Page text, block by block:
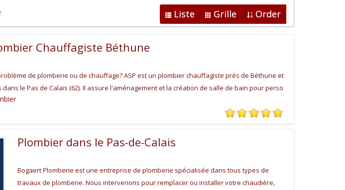
Liste Grille Order
Chauffagiste Béthune
de plomberie ou de chauffage? ASP est un plombier chauffagiste près de Béthune et
dans le Pas de Calais (62). Il assure l'aménagement et la création de salle de bain pour perso
Plombier dans le Pas-de-Calais
Bogaert Plomberie est une entreprise de plomberie spécialisée dans tous types de
travaux de plomberie. Nous intervenons pour remplacer ou installer votre chaudière,